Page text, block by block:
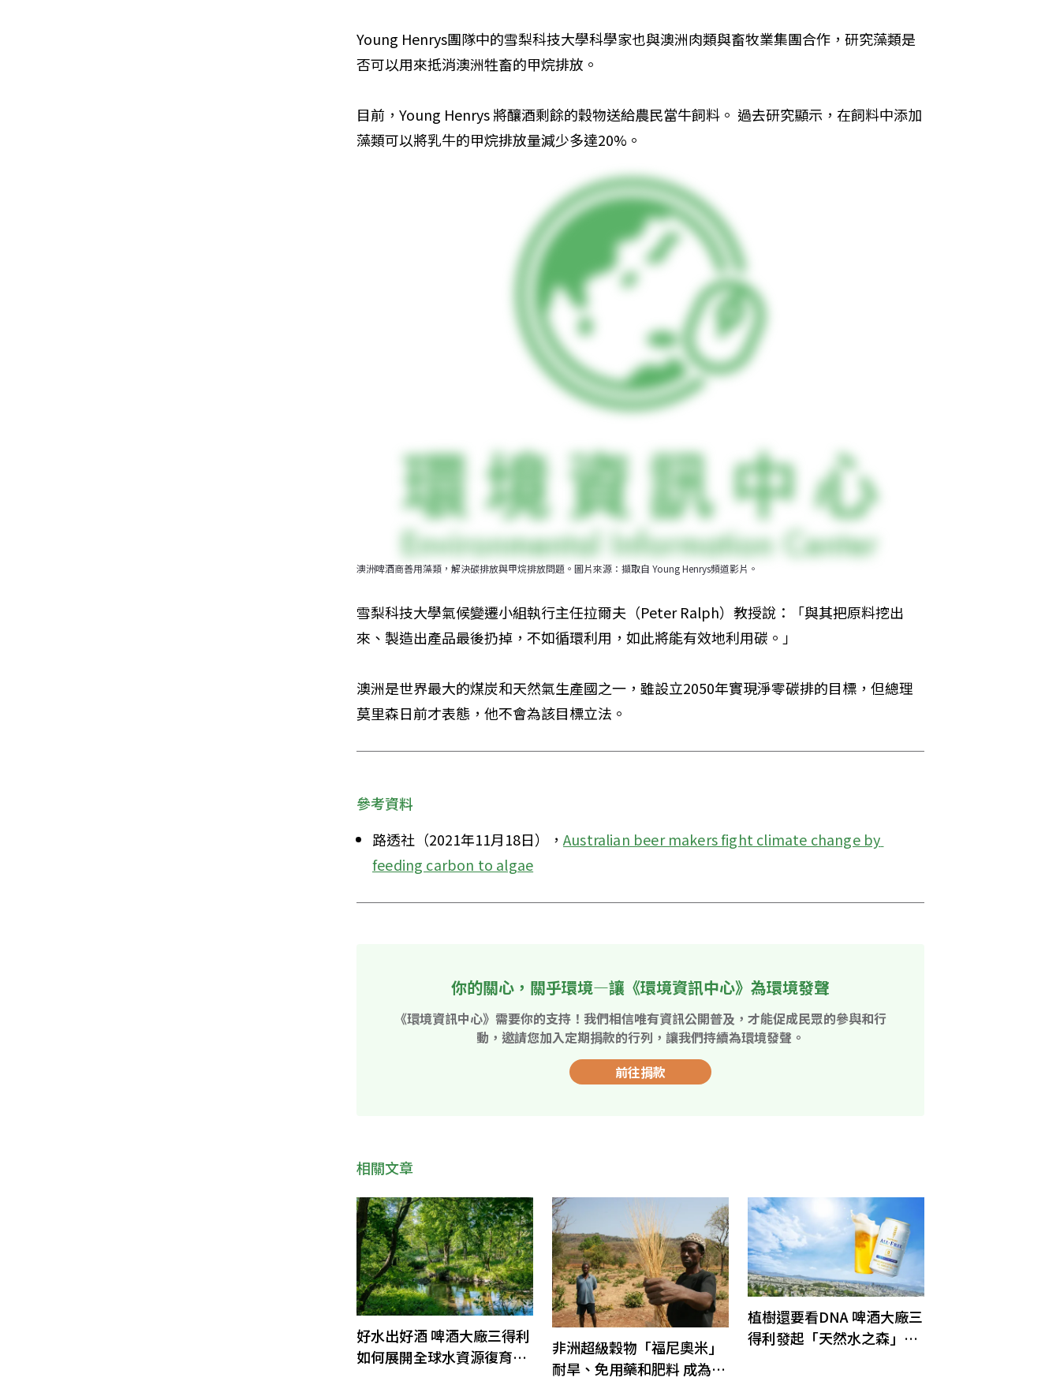
Young Henrys團隊中的雪梨科技大學科學家也與澳洲肉類與畜牧業集團合作，研究藻類是
否可以用來抵消澳洲牲畜的甲烷排放。
目前，Young Henrys 將釀酒剩餘的穀物送給農民當牛飼料。 過去研究顯示，在飼料中添加
藻類可以將乳牛的甲烷排放量減少多達20%。
澳洲啤酒商善用藻類，解決碳排放與甲烷排放問題。圖片來源：擷取自 Young Henrys頻道影片。
雪梨科技大學氣候變遷小組執行主任拉爾夫（Peter Ralph）教授說：「與其把原料挖出
來、製造出產品最後扔掉，不如循環利用，如此將能有效地利用碳。」
澳洲是世界最大的煤炭和天然氣生產國之一，雖設立2050年實現淨零碳排的目標，但總理
莫里森日前才表態，他不會為該目標立法。
參考資料
路透社（2021年11月18日），Australian beer makers fight climate change by
feeding carbon to algae
你的關心，關乎環境—讓《環境資訊中心》為環境發聲
《環境資訊中心》需要你的支持！我們相信唯有資訊公開普及，才能促成民眾的參與和行
動，邀請您加入定期捐款的行列，讓我們持續為環境發聲。
前往捐款
相關文章
好水出好酒 啤酒大廠三得利
如何展開全球水資源復育行
非洲超級穀物「福尼奧米」
耐旱、免用藥和肥料 成為釀
植樹還要看DNA 啤酒大廠三
得利發起「天然水之森」行